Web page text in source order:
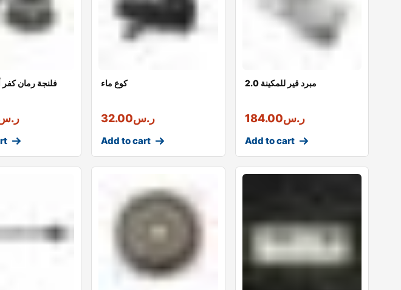
فلنجة رمان
كوع ماء
ر.س32.00
Add to cart
مبرد قير للمكينة 2.0
ر.س184.00
Add to cart